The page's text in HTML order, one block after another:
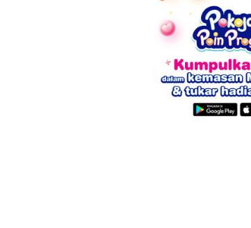
8 Tanda Awal
Hamil yang
Mirip Gejala